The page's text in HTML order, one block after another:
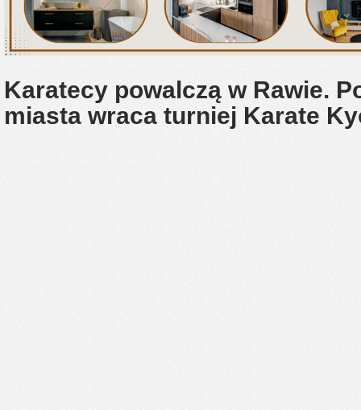
Karatecy powalczą w Rawie.
miasta wraca turniej Karate